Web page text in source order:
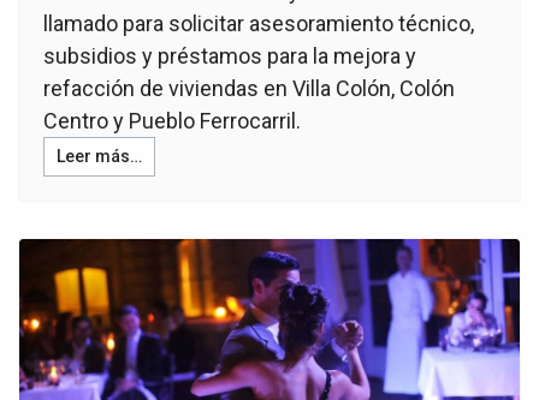
llamado para solicitar asesoramiento técnico,
subsidios y préstamos para la mejora y
refacción de viviendas en Villa Colón, Colón
Centro y Pueblo Ferrocarril.
Leer más…